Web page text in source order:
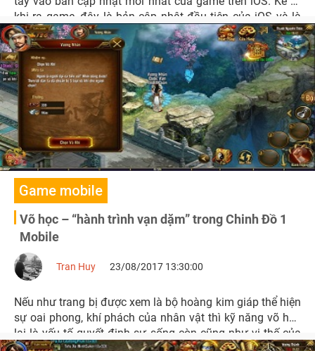
tay vào bản cập nhật mới nhất của game trên iOS. Kể từ
khi ra game, đây là bản cập nhật đầu tiên của iOS và là
lần thứ hai tựa game quốc chiến này hoàn thiện về mặt
âm thanh trên cả hai hệ điều hành iOS và Android.
Game mobile
Võ học – “hành trình vạn dặm” trong Chinh Đồ 1
Mobile
Nếu như trang bị được xem là bộ hoàng kim giáp thể hiện
sự oai phong, khí phách của nhân vật thì kỹ năng võ học
lại là yếu tố quyết định sự sống còn cũng như vị thế của